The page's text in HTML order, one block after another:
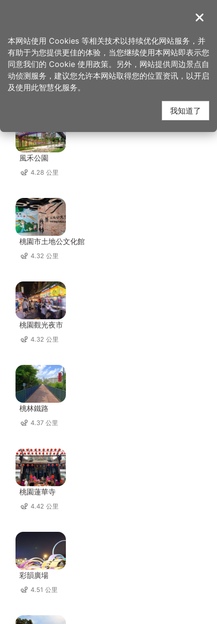
導覽
首页 > 想去的地方 > 美食、购物 > 转角 17
转角 17 周边景点
風禾公園
4.28 公里
桃園市土地公文化館
4.32 公里
桃園觀光夜市
4.32 公里
桃林鐵路
4.37 公里
桃園蓮華寺
4.42 公里
彩韻廣場
4.51 公里
关闭
本网站使用 Cookies 等相关技术以持续优化网站服务，并
有助于为您提供更佳的体验，当您继续使用本网站即表示您
同意我们的 Cookie 使用政策。另外，网站提供周边景点自
动侦测服务，建议您允许本网站取得您的位置资讯，以开启
及使用此智慧化服务。
我知道了